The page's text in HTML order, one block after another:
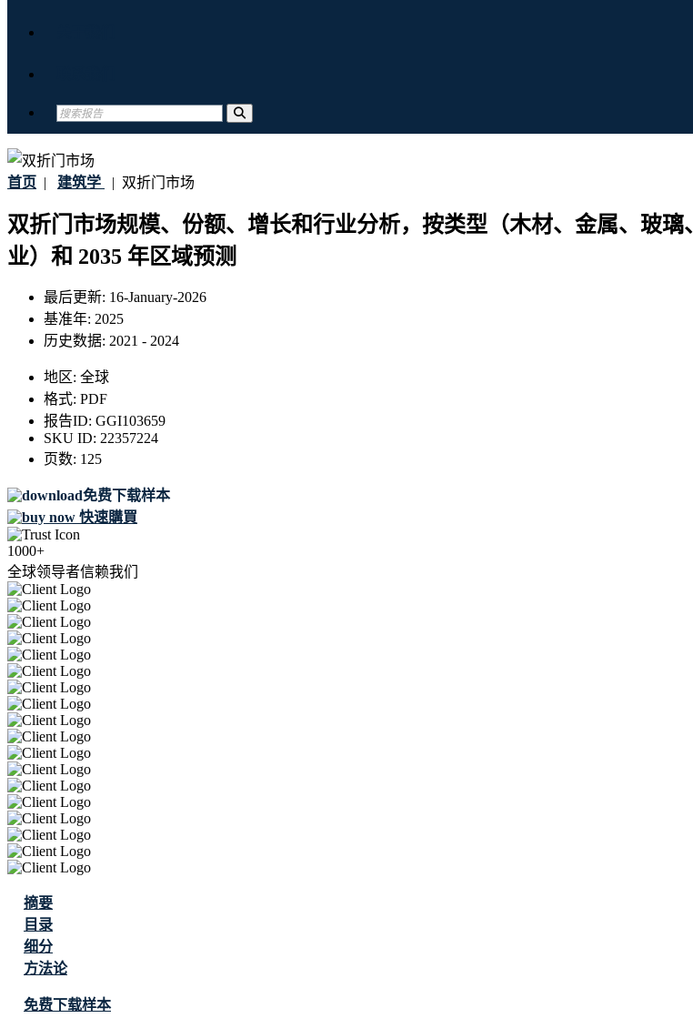
首页 | 建筑学 | 双折门市场
双折门市场规模、份额、增长和行业分析，按类型（木材、金属、玻
业）和 2035 年区域预测
最后更新: 16-January-2026
基准年: 2025
历史数据: 2021 - 2024
地区: 全球
格式: PDF
报告ID: GGI103659
SKU ID: 22357224
页数: 125
免费下载样本
快速購買
1000+
全球领导者信赖我们
摘要
目录
细分
方法论
免费下载样本